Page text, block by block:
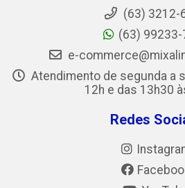
(63) 3212-
(63) 99233-
e-
Atendimento de segunda a
12h e das 13h30
Redes